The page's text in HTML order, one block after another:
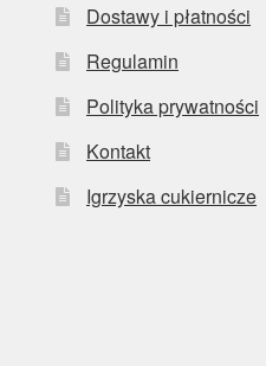
Dostawy i płatności
Regulamin
Polityka prywatności
Kontakt
Igrzyska cukiernicze